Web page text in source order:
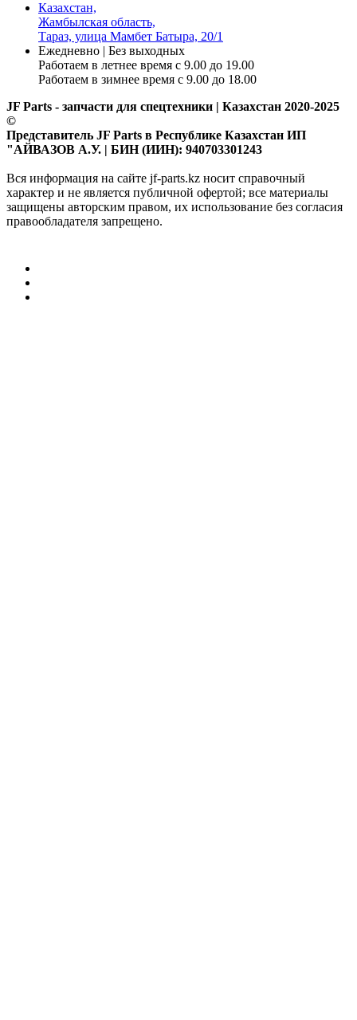
Казахстан,
Жамбылская область,
Тараз, улица Мамбет Батыра, 20/1
Ежедневно | Без выходных
Работаем в летнее время с 9.00 до 19.00
Работаем в зимнее время с 9.00 до 18.00
JF Parts - запчасти для спецтехники | Казахстан 2020-2025
©
Представитель JF Parts в Республике Казахстан ИП
"АЙВАЗОВ А.У. | БИН (ИИН): 940703301243
Вся информация на сайте jf-parts.kz носит справочный
характер и не является публичной офертой; все материалы
защищены авторским правом, их использование без согласия
правообладателя запрещено.